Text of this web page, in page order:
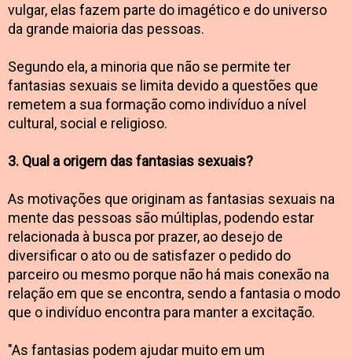
vulgar, elas fazem parte do imagético e do universo
da grande maioria das pessoas.
Segundo ela, a minoria que não se permite ter
fantasias sexuais se limita devido a questões que
remetem a sua formação como indivíduo a nível
cultural, social e religioso.
3. Qual a origem das fantasias sexuais?
As motivações que originam as fantasias sexuais na
mente das pessoas são múltiplas, podendo estar
relacionada à busca por prazer, ao desejo de
diversificar o ato ou de satisfazer o pedido do
parceiro ou mesmo porque não há mais conexão na
relação em que se encontra, sendo a fantasia o modo
que o indivíduo encontra para manter a excitação.
"As fantasias podem ajudar muito em um